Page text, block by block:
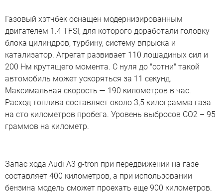
Газовый хэтчбек оснащен модернизированным
двигателем 1.4 TFSI, для которого доработали головку
блока цилиндров, турбину, систему впрыска и
катализатор. Агрегат развивает 110 лошадиных сил и
200 Нм крутящего момента. С нуля до "сотни" такой
автомобиль может ускоряться за 11 секунд.
Максимальная скорость — 190 километров в час.
Расход топлива составляет около 3,5 килограмма газа
на сто километров пробега. Уровень выбросов CO2 – 95
граммов на километр.
Запас хода Audi A3 g-tron при передвижении на газе
составляет 400 километров, а при использовании
бензина модель сможет проехать еще 900 километров.